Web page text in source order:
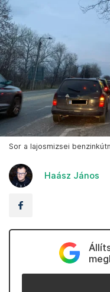
Sor a lajosmizsei
Haász János